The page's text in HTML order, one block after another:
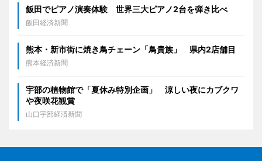
飯田でピアノ演奏体験 世界三大ピアノ2台を弾き比べ
飯田経済新聞
熊本・新市街に焼き鳥チェーン「鳥貴族」 県内2店舗目
熊本経済新聞
宇部の植物館で「夏休み特別企画」 涼しい夜にカブクワ
や夜咲花観賞
山口宇部経済新聞